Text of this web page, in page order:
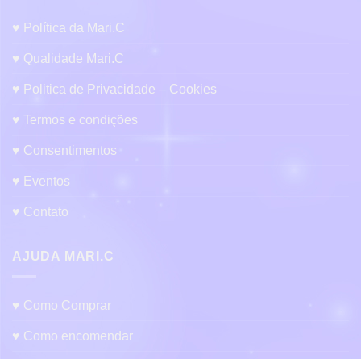
♥ Política da Mari.C
♥ Qualidade Mari.C
♥ Politica de Privacidade – Cookies
♥ Termos e condições
♥ Consentimentos
♥ Eventos
♥ Contato
AJUDA MARI.C
♥ Como Comprar
♥ Como encomendar